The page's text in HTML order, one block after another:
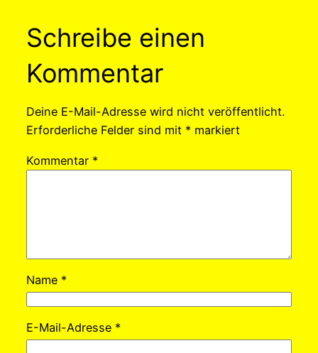
Schreibe einen
Kommentar
Deine E-Mail-Adresse wird nicht veröffentlicht.
Erforderliche Felder sind mit * markiert
Kommentar *
Name *
E-Mail-Adresse *